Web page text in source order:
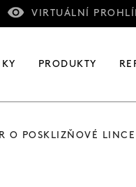
VIRTUÁLNÍ
PRODUKTY
O POSKLIZŇOVÉ